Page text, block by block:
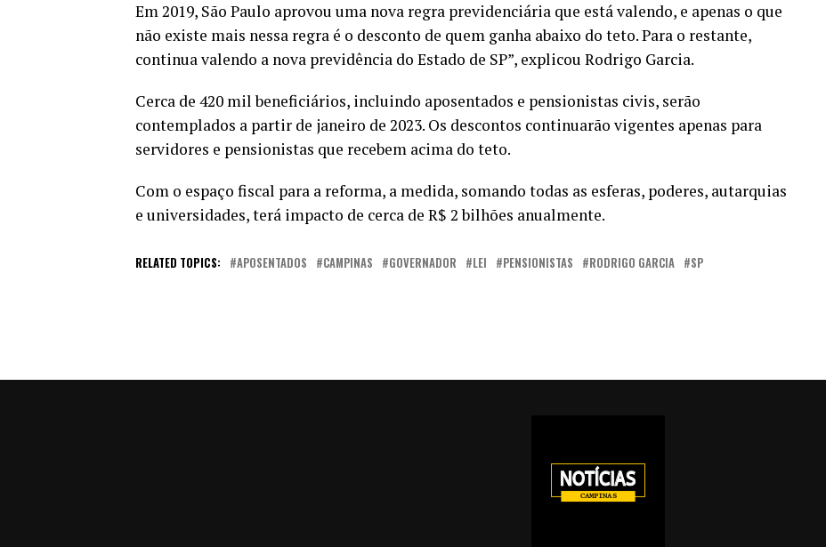
Em 2019, São Paulo aprovou uma nova regra previdenciária que está valendo, e apenas o que
não existe mais nessa regra é o desconto de quem ganha abaixo do teto. Para o restante,
continua valendo a nova previdência do Estado de SP”, explicou Rodrigo Garcia.
Cerca de 420 mil beneficiários, incluindo aposentados e pensionistas civis, serão
contemplados a partir de janeiro de 2023. Os descontos continuarão vigentes apenas para
servidores e pensionistas que recebem acima do teto.
Com o espaço fiscal para a reforma, a medida, somando todas as esferas, poderes, autarquias
e universidades, terá impacto de cerca de R$ 2 bilhões anualmente.
RELATED TOPICS: APOSENTADOS CAMPINAS GOVERNADOR LEI PENSIONISTAS RODRIGO GARCIA SP